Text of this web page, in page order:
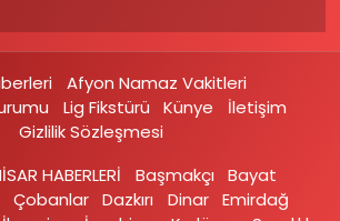
Afyon Namaz Vakitleri
Lig Fikstürü Künye
İletişim
Gizlilik Sözleşmesi
HABERLERİ
Başmakçı
Bayat
Çobanlar Dazkırı Dinar Emirdağ‎